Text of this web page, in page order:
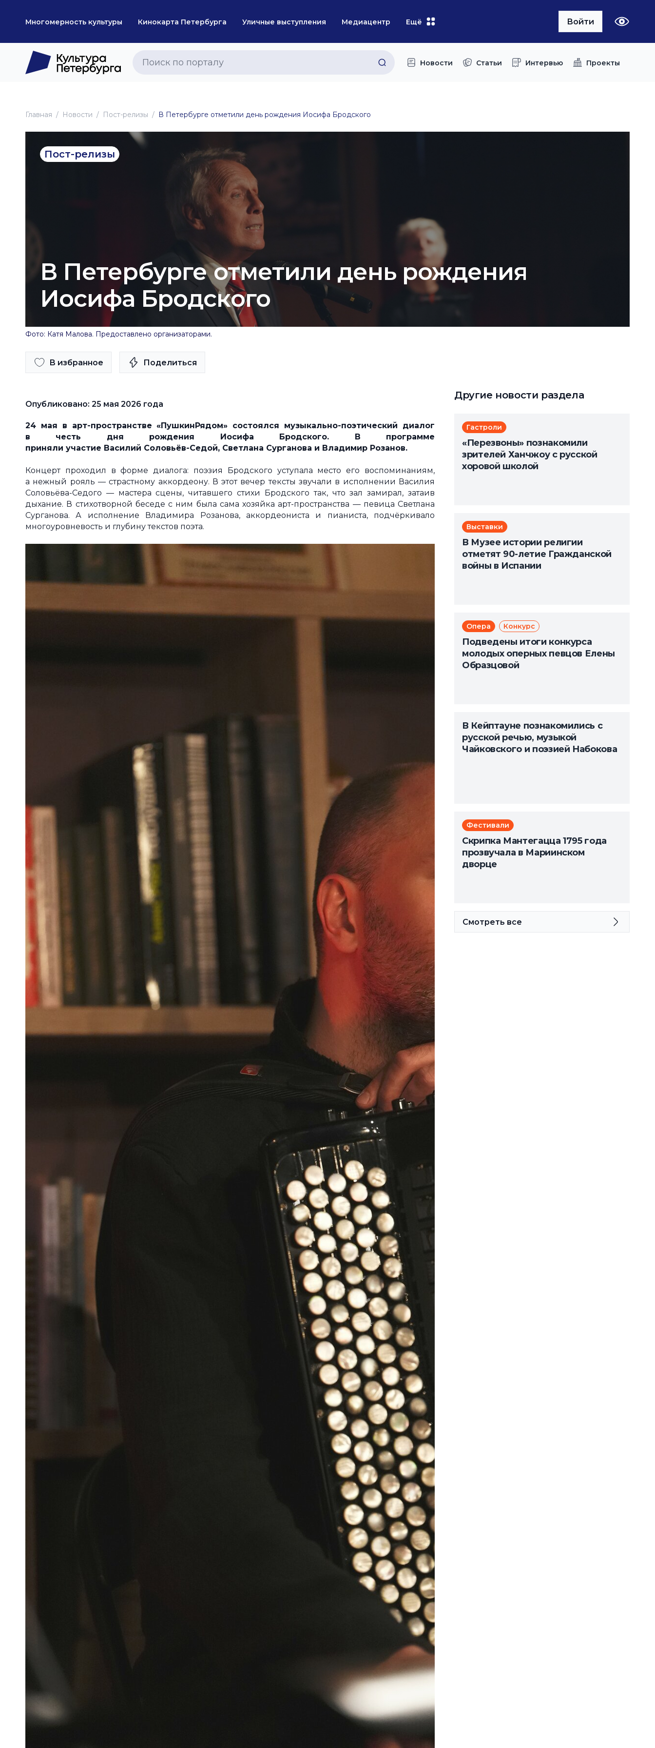
Многомерность культуры Кинокарта Петербурга Уличные выступления Медиацентр Ещё Войти
Новости Статьи Интервью Проекты
Главная Новоcти Пост-релизы В Петербурге отметили день рождения Иосифа Бродского
Пост-релизы
В Петербурге отметили день рождения
Иосифа Бродского
Фото: Катя Малова. Предоставлено организаторами.
В избранное Поделиться
Опубликовано: 25 мая 2026 года
24 мая в арт-пространстве «ПушкинРядом» состоялся музыкально-поэтический диалог
в честь дня рождения Иосифа Бродского. В программе
приняли участие Василий Соловьёв-Седой, Светлана Сурганова и Владимир Розанов.
Концерт проходил в форме диалога: поэзия Бродского уступала место его воспоминаниям,
а нежный рояль — страстному аккордеону. В этот вечер тексты звучали в исполнении Василия
Соловьёва-Седого — мастера сцены, читавшего стихи Бродского так, что зал замирал, затаив
дыхание. В стихотворной беседе с ним была сама хозяйка арт-пространства — певица Светлана
Сурганова. А исполнение Владимира Розанова, аккордеониста и пианиста, подчёркивало
многоуровневость и глубину текстов поэта.
Другие новости раздела
Гастроли
«Перезвоны» познакомили
зрителей Ханчжоу с русской
хоровой школой
Выставки
В Музее истории религии
отметят 90-летие Гражданской
войны в Испании
Опера Конкурс
Подведены итоги конкурса
молодых оперных певцов Елены
Образцовой
В Кейптауне познакомились с
русской речью, музыкой
Чайковского и поэзией Набокова
Фестивали
Скрипка Мантегацца 1795 года
прозвучала в Мариинском
дворце
Смотреть все